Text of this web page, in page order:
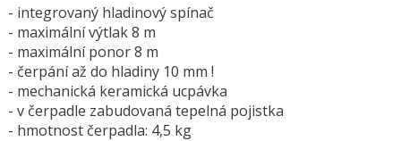
- integrovaný hladinový spínač
- maximální výtlak 8 m
- maximální ponor 8 m
- čerpání až do hladiny 10 mm !
- mechanická keramická ucpávka
- v čerpadle zabudovaná tepelná pojistka
- hmotnost čerpadla: 4,5 kg